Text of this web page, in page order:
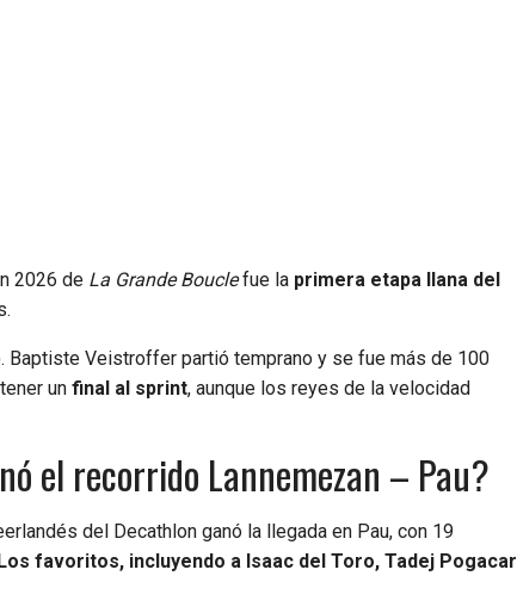
2026 de La Grande Bouclefue la primera etapa llana del
Baptiste Veistroffer partió temprano y se fue más de 100
un final al sprint, aunque los reyes de la velocidad
el recorrido Lannemezan – Pau?
del Decathlon ganó la llegada en Pau, con 19
favoritos, incluyendo a Isaac del Toro, Tadej Pogacar